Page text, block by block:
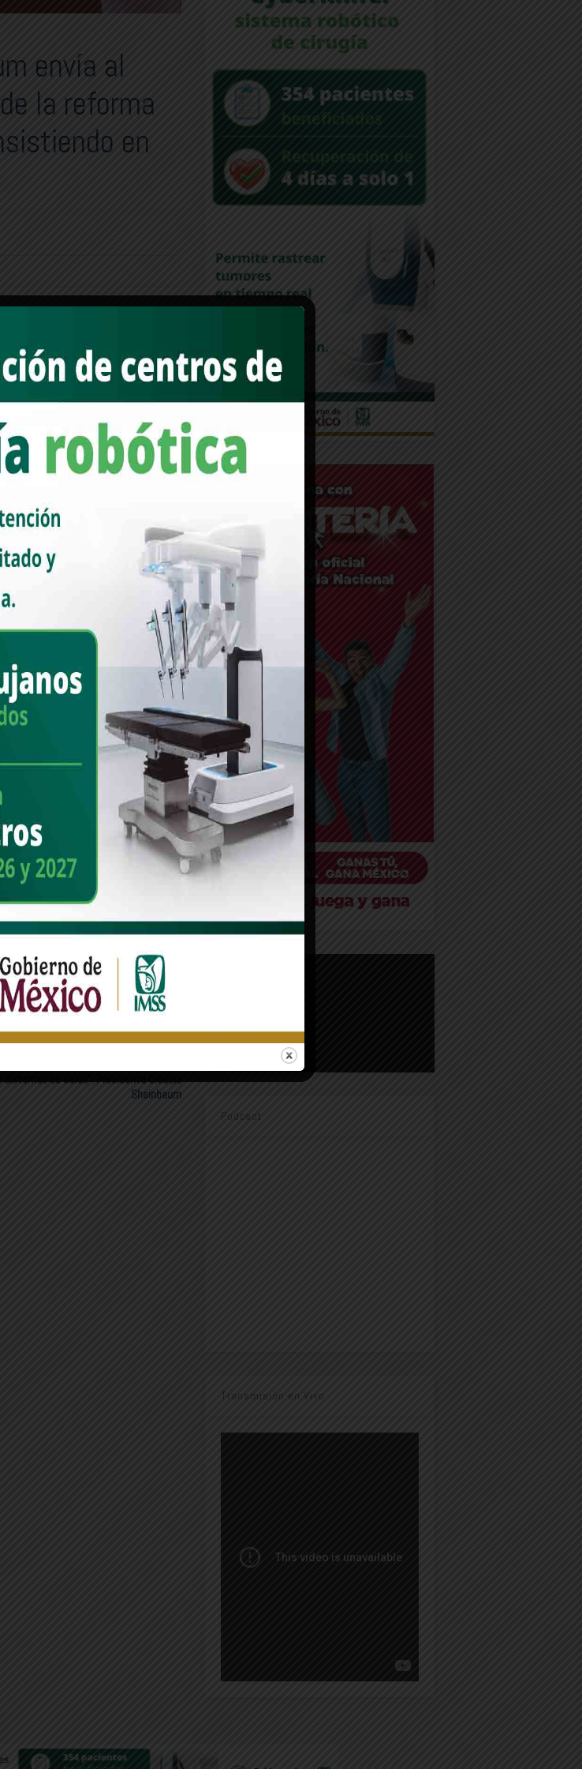
envía al
la reforma
en
se gaste tanto en los procesos
máximo de 15; el tope presupuestal
y órganos electorales no
un 15% y la revocación del mandato
electorales y en la Ley general de
17 de marzo, enviará al Senado de la
privilegios al reducir el número de
y que consejeros, magistrados
la Jefa del Ejecutivo Federal,
mandato.
tanto en los procesos electorales
insistiendo, claro, no se pudo esa
Reforma Electoral
del Hospital Materno
Bienestar en
Older Post
de salud”: Presidenta Claudia
Sheinbaum
Podcast
Transmisión en Vivo